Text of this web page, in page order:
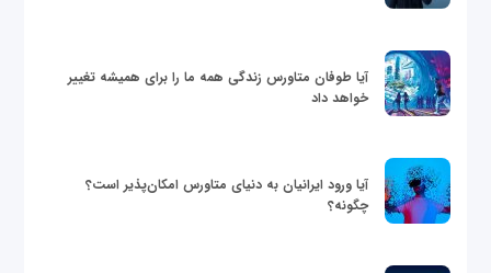
آیا طوفان متاورس زندگی همه ما را برای همیشه تغییر
خواهد داد
آیا ورود ایرانیان به دنیای متاورس امکان‌پذیر است؟
چگونه؟